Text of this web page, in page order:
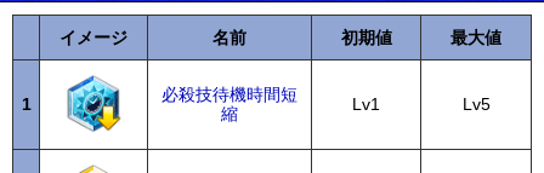
イメージ 名前 初期値 最大値
1
必殺技待機時間短
縮
Lv1 Lv5